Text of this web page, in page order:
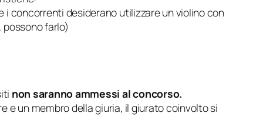
concorrenti desiderano utilizzare un violino con
possono farlo)
non saranno ammessi al concorso.
e un membro della giuria, il giurato coinvolto si